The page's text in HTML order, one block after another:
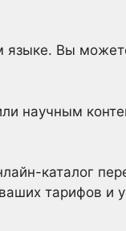
языке. Вы
научным
каталог
тарифов и